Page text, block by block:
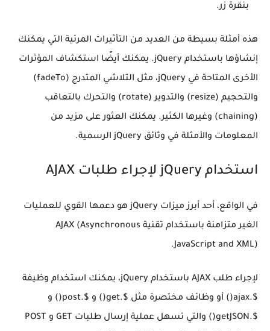
بنقرة زر.
هذه أمثلة بسيطة من العديد من التأثيرات المرئية التي يمكنك
إنشاؤها باستخدام jQuery. يمكنك أيضًا استكشاف المؤثرات
الأخرى المتاحة في jQuery، مثل التلاشي المتدرج (fadeTo)
والتحجيم (resize) والتدوير (rotate) والتحرك بالتعاقب
(chaining) وغيرها الكثير. يمكنك العثور على مزيد من
المعلومات والأمثلة في وثائق jQuery الرسمية.
استخدام jQuery لإجراء طلبات AJAX
في الواقع، أحد أبرز ميزات jQuery هو دعمها القوي للعمليات
الغير متزامنة باستخدام تقنية AJAX (Asynchronous
JavaScript and XML).
لإجراء طلب AJAX باستخدام jQuery، يمكنك استخدام وظيفة
$.ajax() أو وظائف مختصرة مثل $.get() و $.post() و
$.getJSON() والتي تسهل عملية إرسال طلبات GET و POST